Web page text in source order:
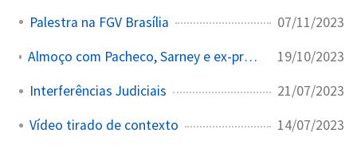
Palestra na FGV Brasília 07/11/2023
Almoço com Pacheco, Sarney e ex-presidentes do Senado 19/10/2023
Interferências Judiciais 21/07/2023
Vídeo tirado de contexto 14/07/2023